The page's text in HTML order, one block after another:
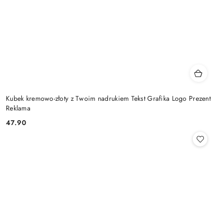
Kubek kremowo-złoty z Twoim nadrukiem Tekst Grafika Logo Prezent
Reklama
Cena:
47.90